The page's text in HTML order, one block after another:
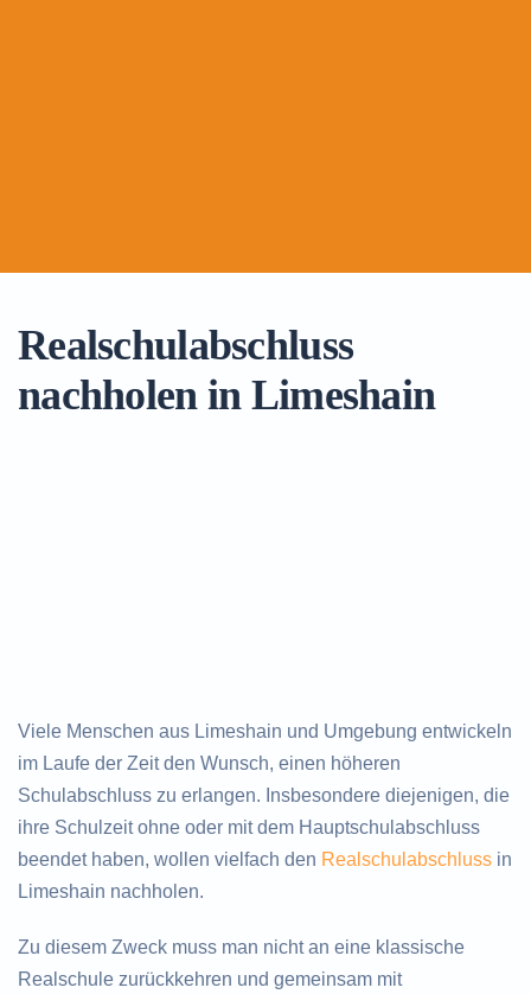
Realschulabschluss
nachholen in Limeshain
Viele Menschen aus Limeshain und Umgebung entwickeln
im Laufe der Zeit den Wunsch, einen höheren
Schulabschluss zu erlangen. Insbesondere diejenigen, die
ihre Schulzeit ohne oder mit dem Hauptschulabschluss
beendet haben, wollen vielfach den Realschulabschluss in
Limeshain nachholen.
Zu diesem Zweck muss man nicht an eine klassische
Realschule zurückkehren und gemeinsam mit